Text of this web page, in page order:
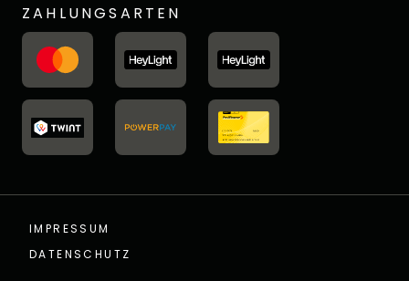
ZAHLUNGSARTEN
IMPRESSUM
DATENSCHUTZ